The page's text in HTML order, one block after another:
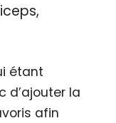
étant
d’ajouter la
afin